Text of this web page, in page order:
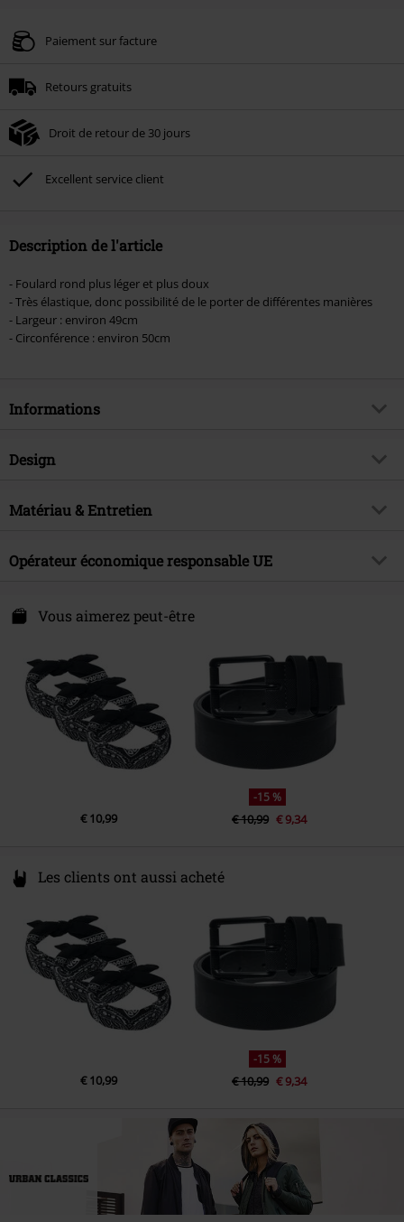
Paiement sur facture
Retours gratuits
Droit de retour de 30 jours
Excellent service client
Description de l'article
- Foulard rond plus léger et plus doux
- Très élastique, donc possibilité de le porter de différentes manières
- Largeur : environ 49cm
- Circonférence : environ 50cm
Informations
Article n°.
Brand
Date de sortie
27/09/2024
Design
Catégorie de produit
Matériau & Entretien
Matière extérieure 100% Polyester
Opérateur économique responsable UE
Dr.-Robert-Murjahn-Str. 7
service@urbanclassics.com
Vous aimerez peut-être
€ 10,99
-15 %
€ 10,99 € 9,34
Les clients ont aussi acheté
€ 10,99
-15 %
€ 10,99 € 9,34